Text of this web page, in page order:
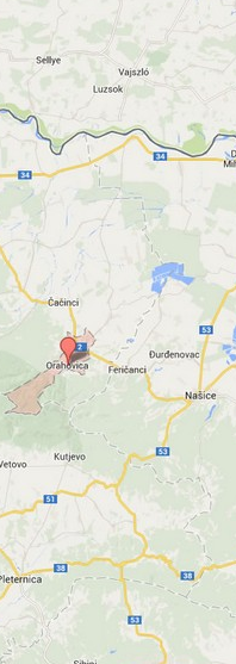
stranice
Grada
Orahovice